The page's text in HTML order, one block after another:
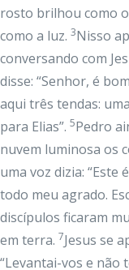
rosto brilhou como
como a luz. 3Nisso
conversando com
disse: “Senhor, é
aqui três tendas:
para Elias”. 5Pedro
nuvem luminosa os
uma voz dizia: “Este
todo meu agrado.
discípulos ficaram
em terra. 7Jesus se
“Levantai-vos e não